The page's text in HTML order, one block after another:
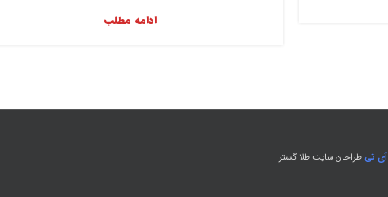
ادامه مطلب
تیطراحان سایت طلا گستر